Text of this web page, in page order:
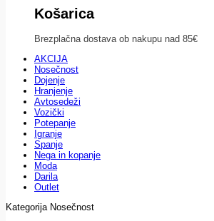
Košarica
Brezplačna dostava ob nakupu nad 85€
AKCIJA
Nosečnost
Dojenje
Hranjenje
Avtosedeži
Vozički
Potepanje
Igranje
Spanje
Nega in kopanje
Moda
Darila
Outlet
Kategorija Nosečnost